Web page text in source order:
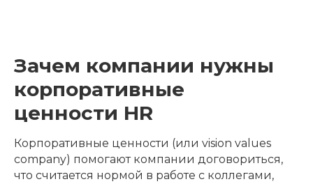
Зачем компании нужны
корпоративные
ценности HR
Корпоративные ценности (или vision values
company) помогают компании договориться,
что считается нормой в работе с коллегами,